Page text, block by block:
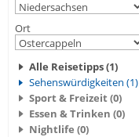
Ort
Alle Reisetipps (1)
Sehenswürdigkeiten (1)
Sport & Freizeit (0)
Essen & Trinken (0)
Nightlife (0)